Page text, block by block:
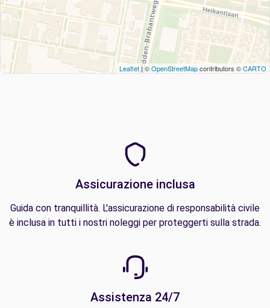
Leaflet| ©OpenStreetMapcontributors ©CARTO
Assicurazione inclusa
Guida con tranquillità. L'assicurazione di responsabilità civile
è inclusa in tutti i nostri noleggi per proteggerti sulla strada.
Assistenza 24/7